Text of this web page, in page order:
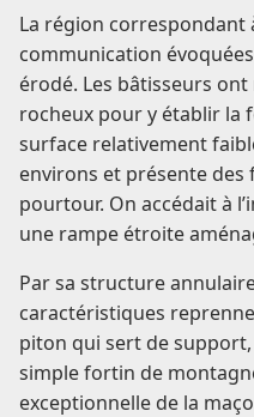
La région correspondant
communication
érodé. Les bâtisseurs
rocheux pour y établir la
surface relativement
environs et présente des
pourtour. On accédait à
une rampe étroite
Par sa structure
caractéristiques
piton qui sert de support,
simple fortin de
exceptionnelle de la